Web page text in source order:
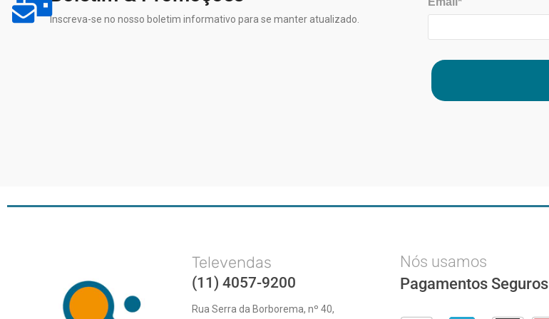
Inscreva-se no nosso boletim informativo para se manter atualizado.
Televendas
(11) 4057-9200
Rua Serra da Borborema, nº 40,
Nós usamos
Pagamentos Seguros